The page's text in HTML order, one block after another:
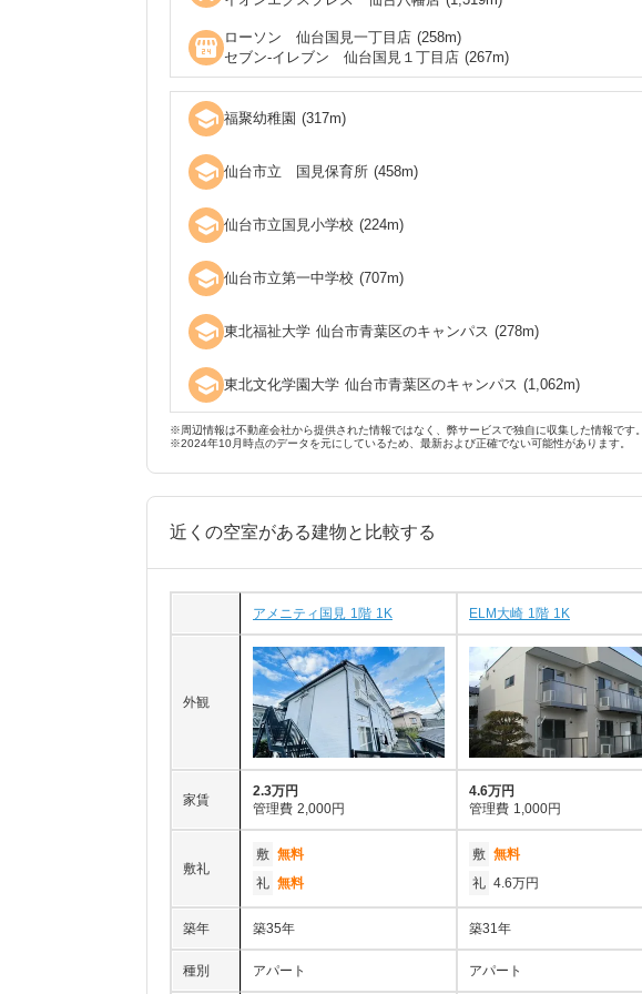
local_convenience_store ローソン 仙台国見一丁目店 (258m)
セブン‐イレブン 仙台国見１丁目店 (267m)
school 福聚幼稚園 (317m)
school 仙台市立 国見保育所 (458m)
school 仙台市立国見小学校 (224m)
school 仙台市立第一中学校 (707m)
school 東北福祉大学 仙台市青葉区のキャンパス (278m)
school 東北文化学園大学 仙台市青葉区のキャンパス (1,062m)
※周辺情報は不動産会社から提供された情報ではなく、弊サービスで独自に収集した情報です。
※2024年10月時点のデータを元にしているため、最新および正確でない可能性があります。
近くの空室がある建物と比較する
アメニティ国見 1階 1K ELM大崎 1階 1K
外観
家賃
2.3万円
管理費 2,000円
4.6万円
管理費 1,000円
敷礼
敷 無料
礼 無料
敷 無料
礼 4.6万円
築年 築35年 築31年
種別 アパート アパート